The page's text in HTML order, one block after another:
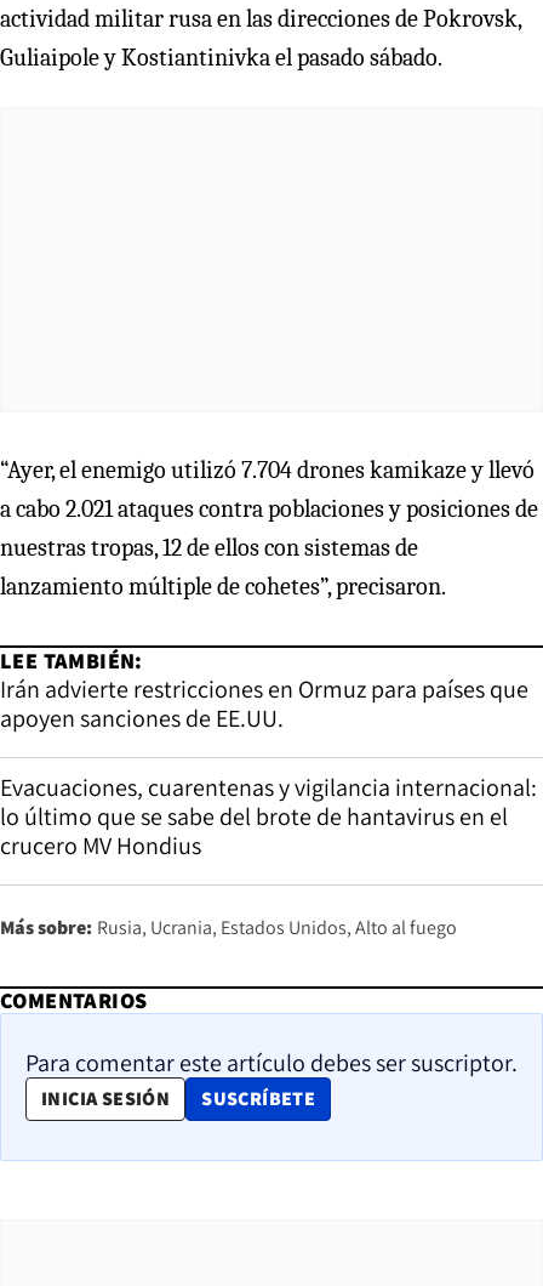
actividad militar rusa en las direcciones de Pokrovsk,
Guliaipole y Kostiantinivka el pasado sábado.
“Ayer, el enemigo utilizó 7.704 drones kamikaze y llevó
a cabo 2.021 ataques contra poblaciones y posiciones de
nuestras tropas, 12 de ellos con sistemas de
lanzamiento múltiple de cohetes”, precisaron.
LEE TAMBIÉN:
Irán advierte restricciones en Ormuz para países que
apoyen sanciones de EE.UU.
Evacuaciones, cuarentenas y vigilancia internacional:
lo último que se sabe del brote de hantavirus en el
crucero MV Hondius
Más sobre: Rusia Ucrania Estados Unidos Alto al fuego
COMENTARIOS
Para comentar este artículo debes ser suscriptor.
INICIA SESIÓN SUSCRÍBETE
OPENS IN NEW WINDOW